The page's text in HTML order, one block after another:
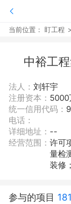
当前位置： 盯工程 >
中裕工
法人： 刘轩宇
注册资本： 5000
统一信用代码：
电话：
详细地址： --
经营范围： 许可
量检
装修
理；
参与的项目 181